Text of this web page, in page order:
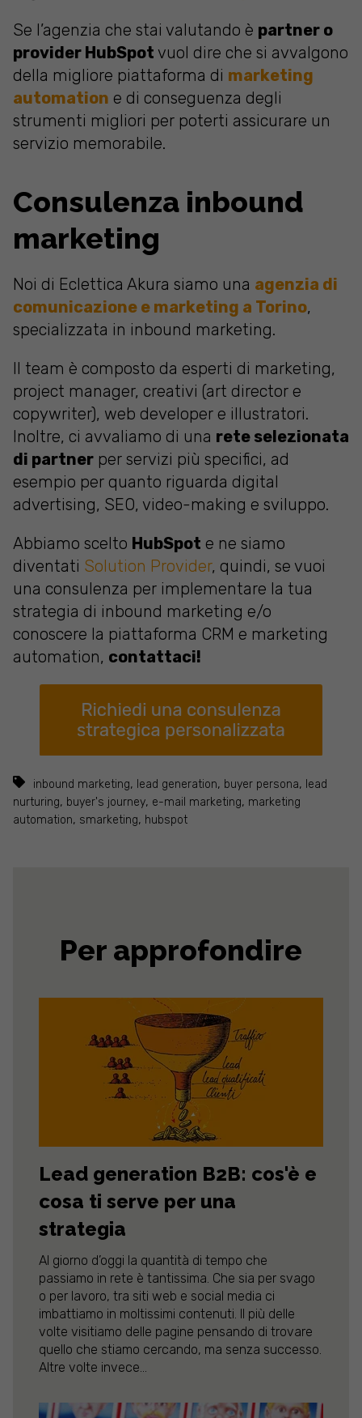
Se l’agenzia che stai valutando è partner o
provider HubSpot vuol dire che si avvalgono
della migliore piattaforma di marketing
automation e di conseguenza degli
strumenti migliori per poterti assicurare un
servizio memorabile.
Consulenza inbound
marketing
Noi di Eclettica Akura siamo una agenzia di
comunicazione e marketing a Torino,
specializzata in inbound marketing.
Il team è composto da esperti di marketing,
project manager, creativi (art director e
copywriter), web developer e illustratori.
Inoltre, ci avvaliamo di una rete selezionata
di partner per servizi più specifici, ad
esempio per quanto riguarda digital
advertising, SEO, video-making e sviluppo.
Abbiamo scelto HubSpot e ne siamo
diventati Solution Provider, quindi, se vuoi
una consulenza per implementare la tua
strategia di inbound marketing e/o
conoscere la piattaforma CRM e marketing
automation, contattaci!
inbound marketing, lead generation, buyer persona, lead
nurturing, buyer's journey, e-mail marketing, marketing
automation, smarketing, hubspot
Per approfondire
Lead generation B2B: cos'è e
cosa ti serve per una
strategia
Al giorno d’oggi la quantità di tempo che
passiamo in rete è tantissima. Che sia per svago
o per lavoro, tra siti web e social media ci
imbattiamo in moltissimi contenuti. Il più delle
volte visitiamo delle pagine pensando di trovare
quello che stiamo cercando, ma senza successo.
Altre volte invece...